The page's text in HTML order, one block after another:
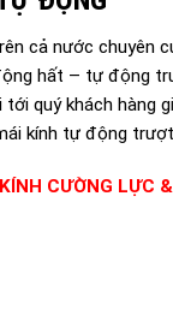
cả nước chuyên
hất – tự động
quý khách hàng
kính tự động
CƯỜNG LỰC